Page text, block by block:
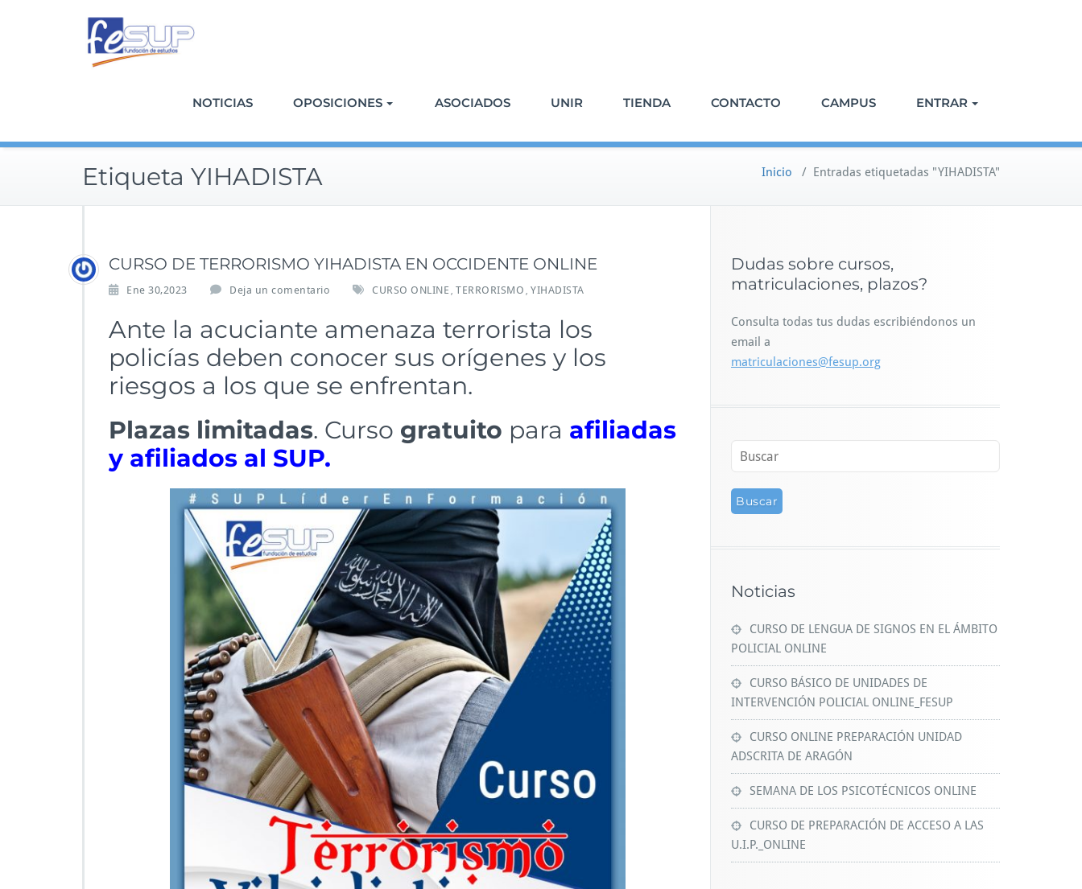
NOTICIAS OPOSICIONES ASOCIADOS UNIR TIENDA CONTACTO CAMPUS ENTRAR
Etiqueta YIHADISTA Inicio / Entradas etiquetadas "YIHADISTA"
CURSO DE TERRORISMO YIHADISTA EN OCCIDENTE ONLINE
Ene 30,2023 Deja un comentario CURSO ONLINE TERRORISMO YIHADISTA
Ante la acuciante amenaza terrorista los
policías deben conocer sus orígenes y los
riesgos a los que se enfrentan.
Plazas limitadas. Curso gratuito para afiliadas
y afiliados al SUP.
Dudas sobre cursos,
matriculaciones, plazos?
Consulta todas tus dudas escribiéndonos un
email a
matriculaciones@fesup.org
Noticias
CURSO DE LENGUA DE SIGNOS EN EL ÁMBITO
POLICIAL ONLINE
CURSO BÁSICO DE UNIDADES DE
INTERVENCIÓN POLICIAL ONLINE_FESUP
CURSO ONLINE PREPARACIÓN UNIDAD
ADSCRITA DE ARAGÓN
SEMANA DE LOS PSICOTÉCNICOS ONLINE
CURSO DE PREPARACIÓN DE ACCESO A LAS
U.I.P._ONLINE